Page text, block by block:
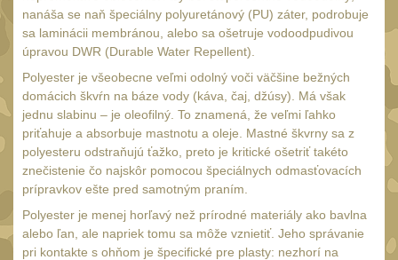
.223 (5.56mm)
.243 .260 (6.5mm)7
.30 .308 (7.62mm)10
12GA, 20GA 14
.40 .4111
.44 .4512
.357 .38 (9mm) 12
1911 9
nanáša se naň špeciálny polyuretánový (PU) záter, podrobuje
sa laminácii membránou, alebo sa ošetruje vodoodpudivou
úpravou DWR (Durable Water Repellent).
Polyester je všeobecne veľmi odolný voči väčšine bežných
domácich škvŕn na báze vody (káva, čaj, džúsy). Má však
jednu slabinu – je oleofilný. To znamená, že veľmi ľahko
priťahuje a absorbuje mastnotu a oleje. Mastné škvrny sa z
polyesteru odstraňujú ťažko, preto je kritické ošetriť takéto
znečistenie čo najskôr pomocou špeciálnych odmasťovacích
prípravkov ešte pred samotným praním.
Polyester je menej horľavý než prírodné materiály ako bavlna
alebo ľan, ale napriek tomu sa môže vznietiť. Jeho správanie
pri kontakte s ohňom je špecifické pre plasty: nezhorí na